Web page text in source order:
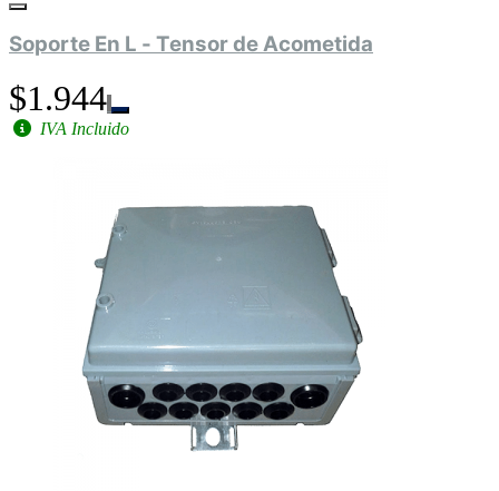
Soporte En L - Tensor de Acometida
$1.944
IVA Incluido